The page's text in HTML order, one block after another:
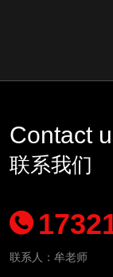
Contact
联系我们
联系人：牟老师